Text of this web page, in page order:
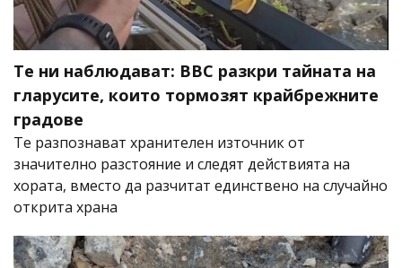
Те ни наблюдават: BBC разкри тайната на
гларусите, които тормозят крайбрежните
градове
Те разпознават хранителен източник от
значително разстояние и следят действията на
хората, вместо да разчитат единствено на случайно
открита храна